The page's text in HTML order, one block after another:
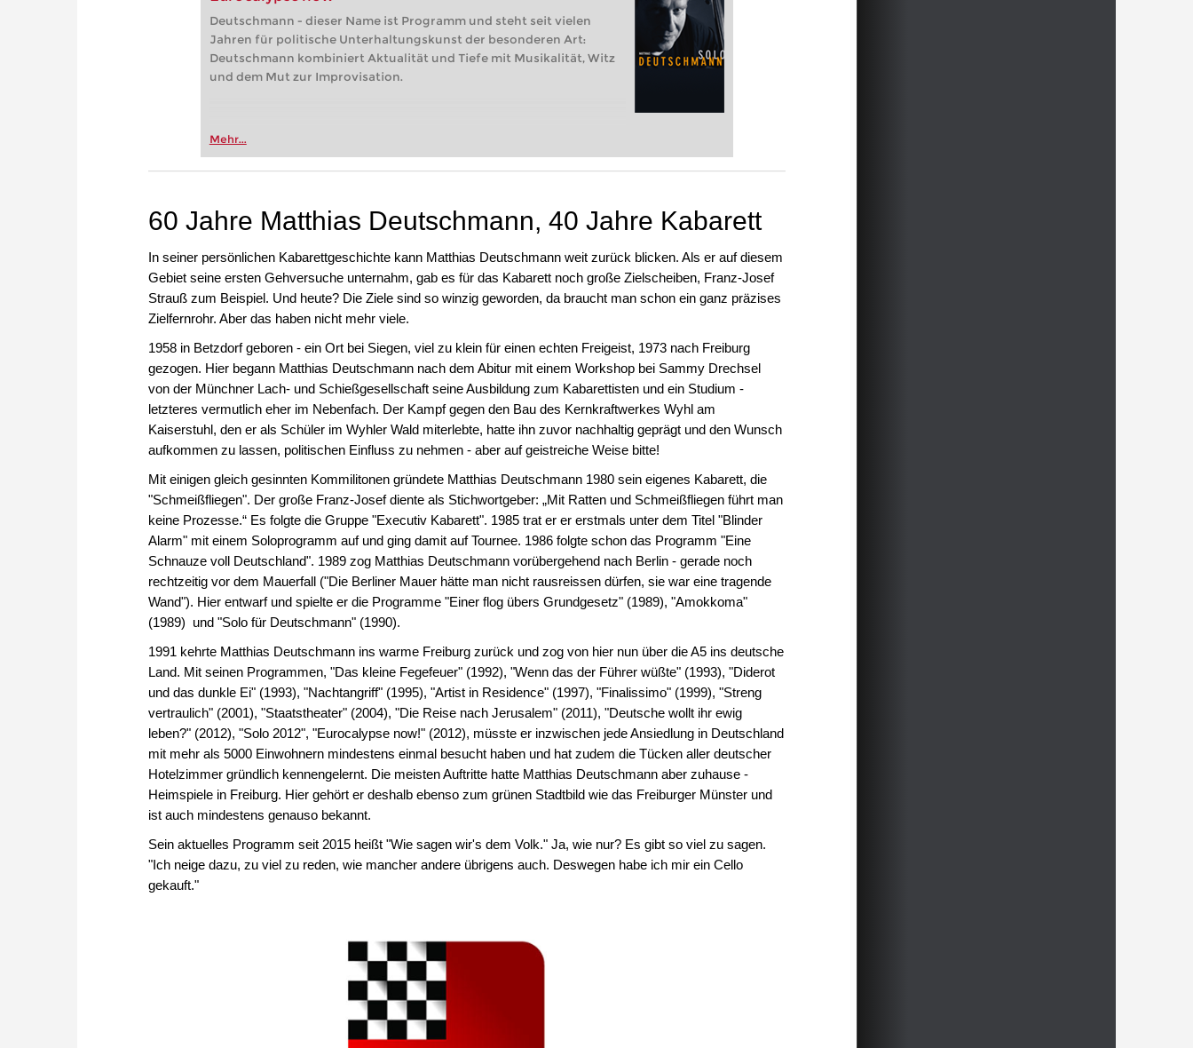
Deutschmann - dieser Name ist Programm und steht seit vielen
Jahren für politische Unterhaltungskunst der besonderen Art:
Deutschmann kombiniert Aktualität und Tiefe mit Musikalität, Witz
und dem Mut zur Improvisation.
Mehr...
60 Jahre Matthias Deutschmann, 40 Jahre Kabarett
In seiner persönlichen Kabarettgeschichte kann Matthias Deutschmann weit zurück blicken. Als er auf diesem
Gebiet seine ersten Gehversuche unternahm, gab es für das Kabarett noch große Zielscheiben, Franz-Josef
Strauß zum Beispiel. Und heute? Die Ziele sind so winzig geworden, da braucht man schon ein ganz präzises
Zielfernrohr. Aber das haben nicht mehr viele.
1958 in Betzdorf geboren - ein Ort bei Siegen, viel zu klein für einen echten Freigeist, 1973 nach Freiburg
gezogen. Hier begann Matthias Deutschmann nach dem Abitur mit einem Workshop bei Sammy Drechsel
von der Münchner Lach- und Schießgesellschaft seine Ausbildung zum Kabarettisten und ein Studium -
letzteres vermutlich eher im Nebenfach. Der Kampf gegen den Bau des Kernkraftwerkes Wyhl am
Kaiserstuhl, den er als Schüler im Wyhler Wald miterlebte, hatte ihn zuvor nachhaltig geprägt und den Wunsch
aufkommen zu lassen, politischen Einfluss zu nehmen - aber auf geistreiche Weise bitte!
Mit einigen gleich gesinnten Kommilitonen gründete Matthias Deutschmann 1980 sein eigenes Kabarett, die
"Schmeißfliegen". Der große Franz-Josef diente als Stichwortgeber: „Mit Ratten und Schmeißfliegen führt man
keine Prozesse.“ Es folgte die Gruppe "Executiv Kabarett". 1985 trat er er erstmals unter dem Titel "Blinder
Alarm" mit einem Soloprogramm auf und ging damit auf Tournee. 1986 folgte schon das Programm "Eine
Schnauze voll Deutschland". 1989 zog Matthias Deutschmann vorübergehend nach Berlin - gerade noch
rechtzeitig vor dem Mauerfall ("Die Berliner Mauer hätte man nicht rausreissen dürfen, sie war eine tragende
Wand"). Hier entwarf und spielte er die Programme "Einer flog übers Grundgesetz" (1989), "Amokkoma"
(1989) und "Solo für Deutschmann" (1990).
1991 kehrte Matthias Deutschmann ins warme Freiburg zurück und zog von hier nun über die A5 ins deutsche
Land. Mit seinen Programmen, "Das kleine Fegefeuer" (1992), "Wenn das der Führer wüßte" (1993), "Diderot
und das dunkle Ei" (1993), "Nachtangriff" (1995), "Artist in Residence" (1997), "Finalissimo" (1999), "Streng
vertraulich" (2001), "Staatstheater" (2004), "Die Reise nach Jerusalem" (2011), "Deutsche wollt ihr ewig
leben?" (2012), "Solo 2012", "Eurocalypse now!" (2012), müsste er inzwischen jede Ansiedlung in Deutschland
mit mehr als 5000 Einwohnern mindestens einmal besucht haben und hat zudem die Tücken aller deutscher
Hotelzimmer gründlich kennengelernt. Die meisten Auftritte hatte Matthias Deutschmann aber zuhause -
Heimspiele in Freiburg. Hier gehört er deshalb ebenso zum grünen Stadtbild wie das Freiburger Münster und
ist auch mindestens genauso bekannt.
Sein aktuelles Programm seit 2015 heißt "Wie sagen wir's dem Volk." Ja, wie nur? Es gibt so viel zu sagen.
"Ich neige dazu, zu viel zu reden, wie mancher andere übrigens auch. Deswegen habe ich mir ein Cello
gekauft."